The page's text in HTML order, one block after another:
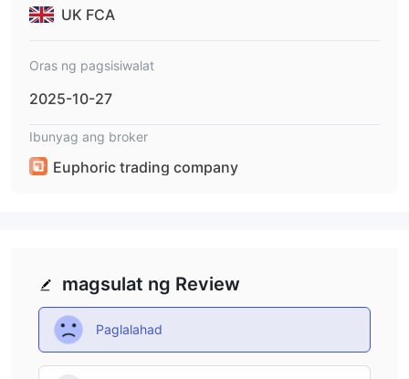
UK FCA
Oras ng pagsisiwalat
2025-10-27
Ibunyag ang broker
Euphoric trading company
magsulat ng Review
Paglalahad